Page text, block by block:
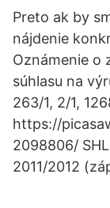
Preto ak by
nájdenie
Oznámenie o
súhlasu na
263/1, 2/1,
https://
2098806/
2011/2012